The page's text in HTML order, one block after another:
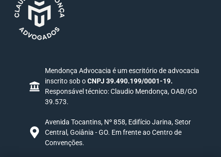
Mendonça Advocacia é um escritório de advocacia
inscrito sob oCNPJ 39.490.199/0001-19.
Responsável técnico: Claudio Mendonça, OAB/GO
39.573.
Avenida Tocantins, Nº 858, Edifício Jarina, Setor
Central, Goiânia - GO. Em frente ao Centro de
Convenções.